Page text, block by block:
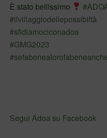
È stato bellissimo
#ilvillaggiodellepossibiltà
#sfidiamociconadoa
#GMG2023
Segui Adoa su Facebook